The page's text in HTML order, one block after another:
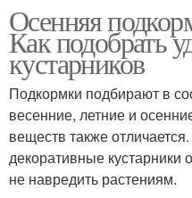
Осенняя
Как подобрать
кустарников
Подкормки подбирают в
весенние, летние и
веществ также
декоративные кустарники
не навредить растениям.